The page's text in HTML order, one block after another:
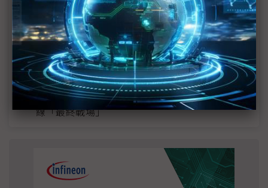
英特爾EMIB良率達標 聯發科第2代ASIC產品
2028準時量產
SpaceX晶片採購大轉向 Elon Musk捨超微全面
採用NVIDIA
光進銅退更明確？ 聯發科估SerDes 448G為銅
線「最終戰場」